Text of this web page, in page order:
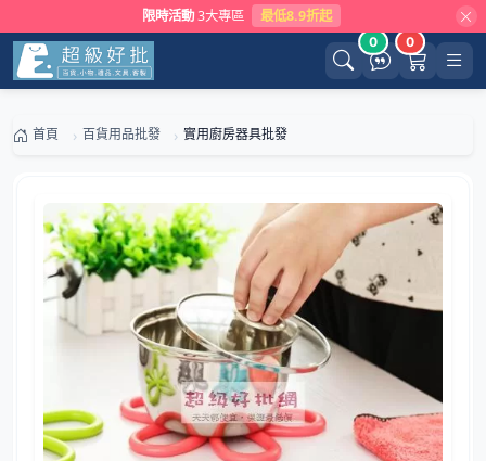
限時活動 3大專區 最低8.9折起
0 0
首頁 百貨用品批發 實用廚房器具批發